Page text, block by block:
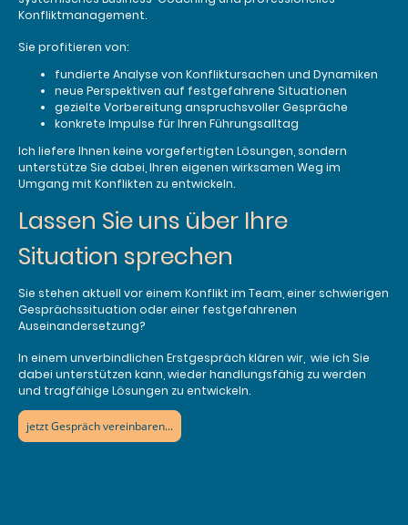
Konfliktmanagement.
Sie profitieren von:
fundierte Analyse von Konfliktursachen und Dynamiken
neue Perspektiven auf festgefahrene Situationen
gezielte Vorbereitung anspruchsvoller Gespräche
konkrete Impulse für Ihren Führungsalltag
Ich liefere Ihnen keine vorgefertigten Lösungen, sondern
unterstütze Sie dabei, Ihren eigenen wirksamen Weg im
Umgang mit Konflikten zu entwickeln.
Lassen Sie uns über Ihre
Situation sprechen
Sie stehen aktuell vor einem Konflikt im Team, einer schwierigen
Gesprächssituation oder einer festgefahrenen
Auseinandersetzung?
In einem unverbindlichen Erstgespräch klären wir, wie ich Sie
dabei unterstützen kann, wieder handlungsfähig zu werden
und tragfähige Lösungen zu entwickeln.
jetzt Gespräch vereinbaren...